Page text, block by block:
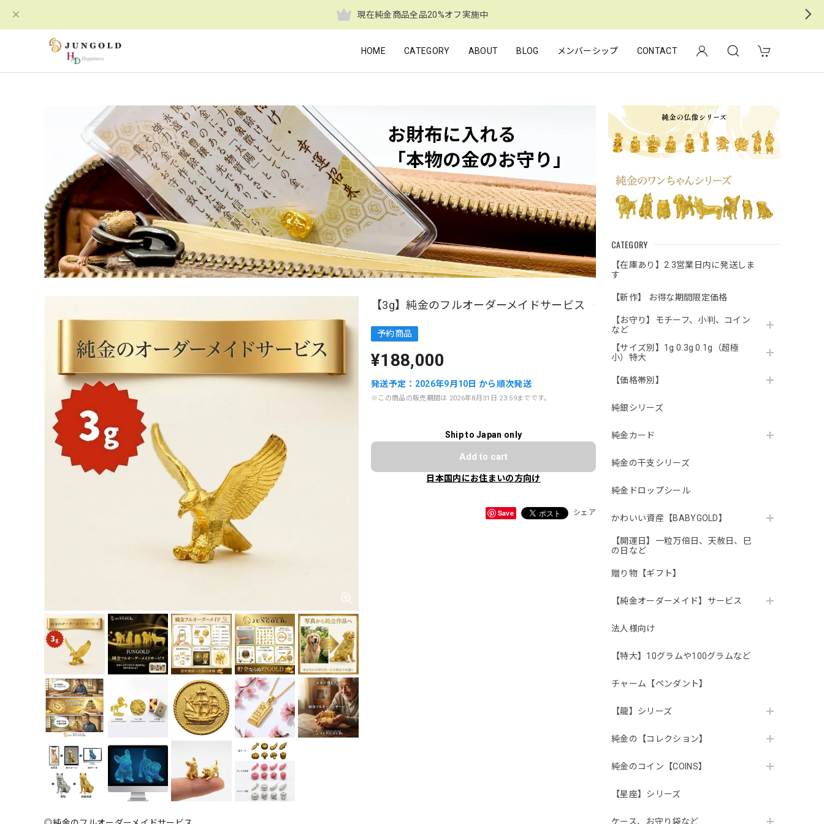
現在純金商品全品20%オフ実施中
HOME CATEGORY ABOUT BLOG メンバーシップ CONTACT
CATEGORY
【在庫あり】2.3営業日内に発送しま
す
【新作】 お得な期間限定価格
【お守り】モチーフ、小判、コイン
など
【サイズ別】1g 0.3g 0.1g（超極
小）特大
【価格帯別】
純銀シリーズ
純金カード
純金の干支シリーズ
純金ドロップシール
かわいい資産【BABYGOLD】
【開運日】一粒万倍日、天赦日、巳
の日など
贈り物【ギフト】
【純金オーダーメイド】サービス
法人様向け
【特大】10グラムや100グラムなど
チャーム【ペンダント】
【龍】シリーズ
純金の【コレクション】
純金のコイン【COINS】
【星座】シリーズ
ケース、お守り袋など
【3g】純金のフルオーダーメイドサービス
予約商品
¥188,000
発送予定：2026年9月10日 から順次発送
※この商品の販売期間は 2026年8月31日 23:59までです。
Ship to Japan only
Add to cart
日本国内にお住まいの方向け
Save シェア